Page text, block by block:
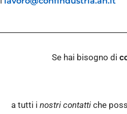
Se hai bisogno di
a tutti i nostri contatti che